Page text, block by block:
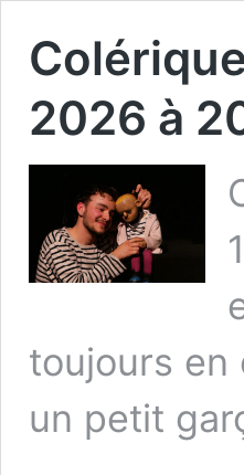
2026 à
toujours en
un petit